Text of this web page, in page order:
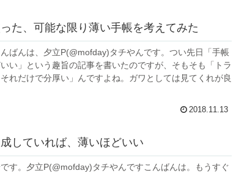
た、可能な限り薄い手帳を考えてみた
ばんは、夕立P(@mofday)タチやんです。つい先日「手帳
い」という趣旨の記事を書いたのですが、そもそも「トラ
れだけで分厚い」んですよね。ガワとしては見てくれが良
2018.11.13
していれば、薄いほどいい
す。夕立P(@mofday)タチやんですこんばんは。もうすぐ